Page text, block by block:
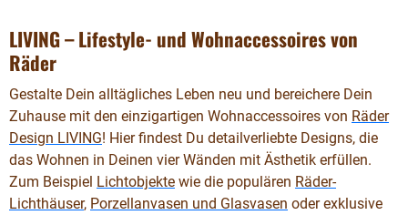
LIVING – Lifestyle- und Wohnaccessoires von
Räder
Gestalte Dein alltägliches Leben neu und bereichere Dein
Zuhause mit den einzigartigen Wohnaccessoires von Räder
Design LIVING! Hier findest Du detailverliebte Designs, die
das Wohnen in Deinen vier Wänden mit Ästhetik erfüllen.
Zum Beispiel Lichtobjekte wie die populären Räder-
Lichthäuser, Porzellanvasen und Glasvasen oder exklusive